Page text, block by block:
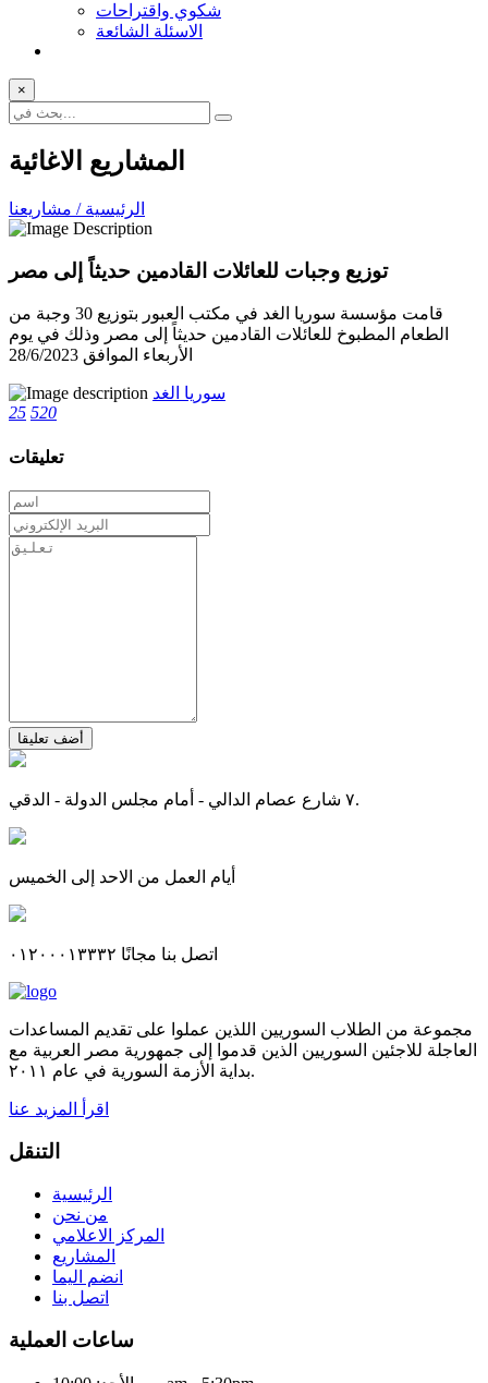
شكوي واقتراحات
الاسئلة الشائعة
×
المشاريع الاغائية
الرئيسية / مشاريعنا
توزيع وجبات للعائلات القادمين حديثاً إلى مصر
قامت مؤسسة سوريا الغد في مكتب العبور بتوزيع 30 وجبة من
الطعام المطبوخ للعائلات القادمين حديثاً إلى مصر وذلك في يوم
الأربعاء الموافق 28/6/2023
سوريا الغد
25 520
تعليقات
أضف تعليقا
٧ شارع عصام الدالي - أمام مجلس الدولة - الدقي.
أيام العمل من الاحد إلى الخميس
اتصل بنا مجانًا ٠١٢٠٠٠١٣٣٣٢
مجموعة من الطلاب السوريين اللذين عملوا على تقديم المساعدات
العاجلة للاجئين السوريين الذين قدموا إلى جمهورية مصر العربية مع
بداية الأزمة السورية في عام ٢٠١١.
اقرأ المزيد عنا
التنقل
الرئيسية
من نحن
المركز الاعلامي
المشاريع
انضم اليما
اتصل بنا
ساعات العملية